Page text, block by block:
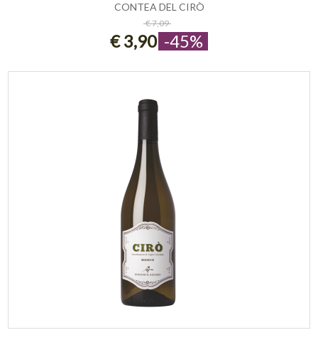
ESAURITO
CONTEA DEL CIRÒ
€ 7,09
€ 3,90 -45%